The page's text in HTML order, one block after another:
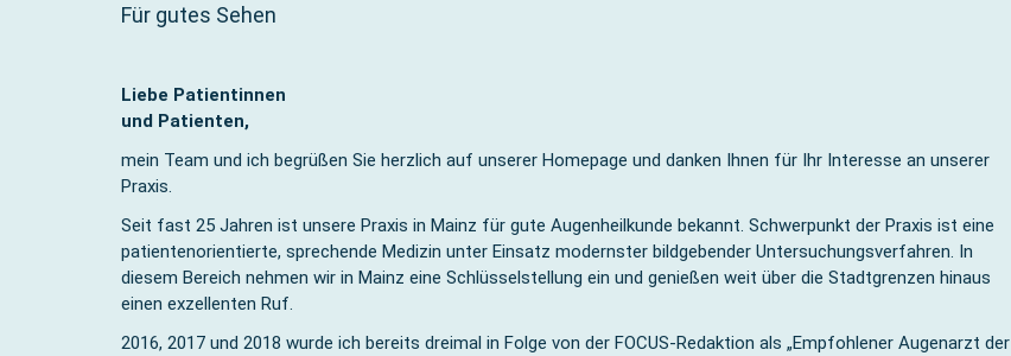
Für gutes Sehen
Liebe Patientinnen
und Patienten,
mein Team und ich begrüßen Sie herzlich auf unserer Homepage und danken Ihnen für Ihr Interesse an unserer
Praxis.
Seit fast 25 Jahren ist unsere Praxis in Mainz für gute Augenheilkunde bekannt. Schwerpunkt der Praxis ist eine
patientenorientierte, sprechende Medizin unter Einsatz modernster bildgebender Untersuchungsverfahren. In
diesem Bereich nehmen wir in Mainz eine Schlüsselstellung ein und genießen weit über die Stadtgrenzen hinaus
einen exzellenten Ruf.
2016, 2017 und 2018 wurde ich bereits dreimal in Folge von der FOCUS-Redaktion als „Empfohlener Augenarzt der